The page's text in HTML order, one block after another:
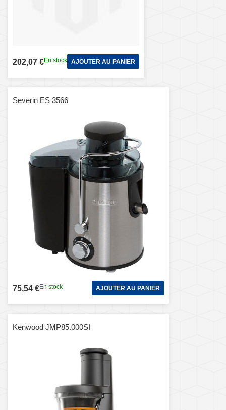
202,07 €En stock AJOUTER AU PANIER
Severin ES 3566
75,54 €En stock AJOUTER AU PANIER
Kenwood JMP85.000SI